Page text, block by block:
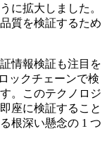
に拡大しました。
質を検証するため
情報検証も注目を
ックチェーンで検
。このテクノロジ
座に検証すること
根深い懸念の 1 つ